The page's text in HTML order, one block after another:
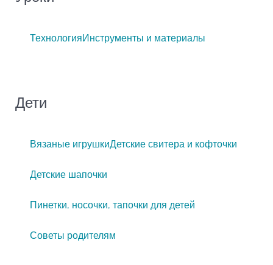
ТехнологияИнструменты и материалы
Дети
Вязаные игрушкиДетские свитера и кофточки
Детские шапочки
Пинетки, носочки, тапочки для детей
Советы родителям